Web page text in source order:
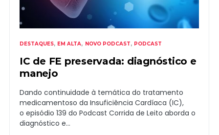
DESTAQUES EM ALTA NOVO PODCAST PODCAST
IC de FE preservada: diagnóstico e
manejo
Dando continuidade à temática do tratamento
medicamentoso da Insuficiência Cardíaca (IC),
o episódio 139 do Podcast Corrida de Leito aborda o
diagnóstico e…